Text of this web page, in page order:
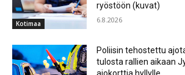
Kotimaa
ryöstöön (kuvat)
6.8.2026
Poliisin tehostettu
tulosta rallien aikaan